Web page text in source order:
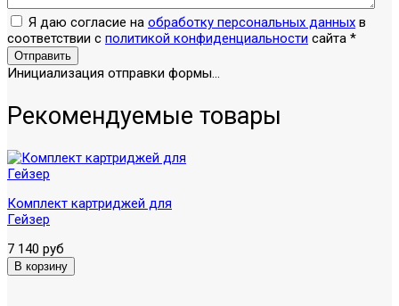
Я даю согласие на обработку персональных данных в
соответствии с политикой конфиденциальности сайта *
Отправить
Инициализация отправки формы...
Рекомендуемые товары
Комплект картриджей для
Гейзер
7 140 руб